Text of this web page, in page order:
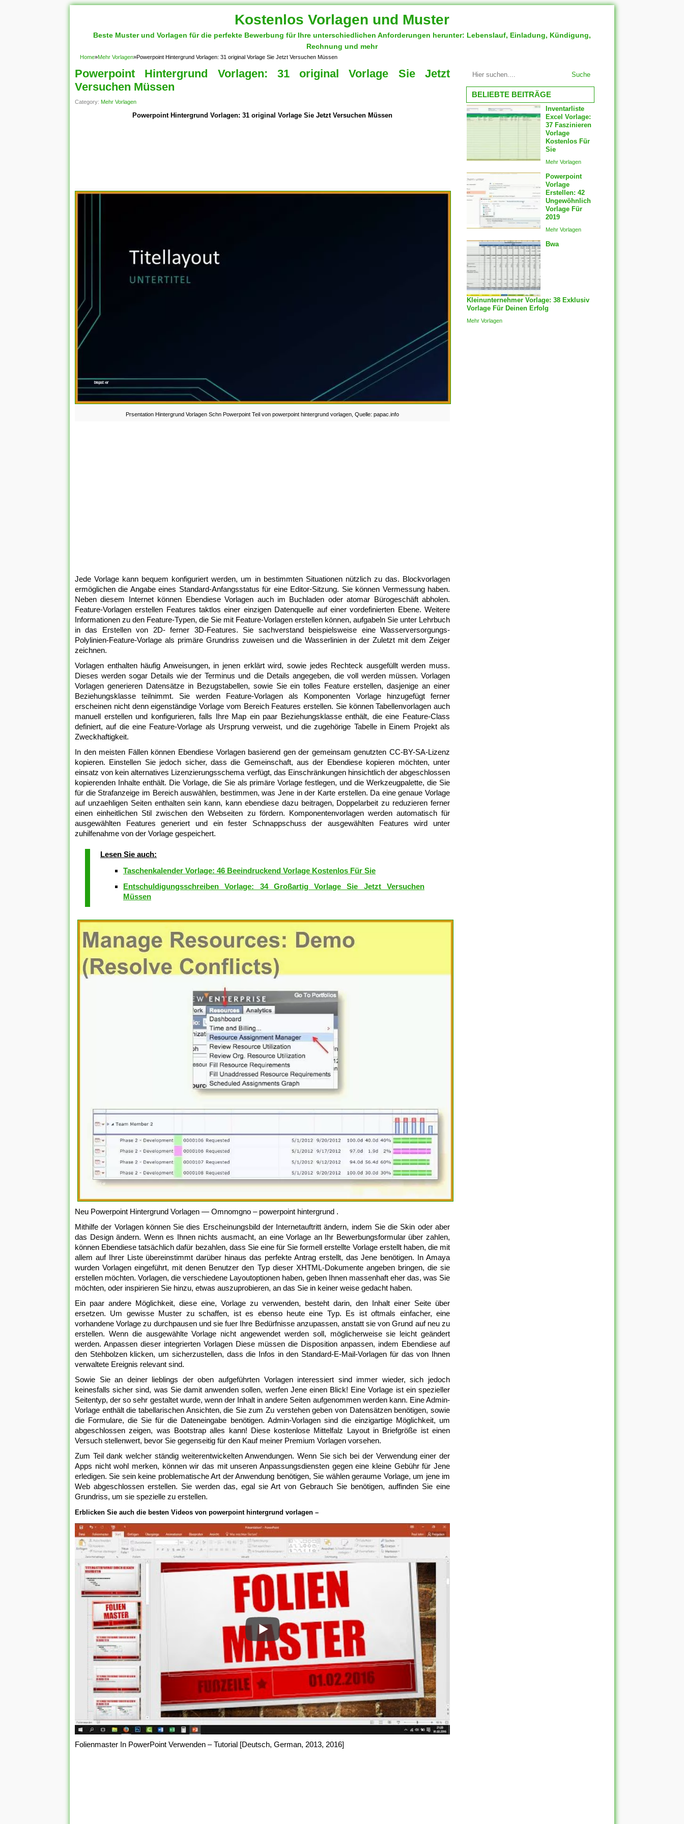
Kostenlos Vorlagen und Muster
Beste Muster und Vorlagen für die perfekte Bewerbung für Ihre unterschiedlichen Anforderungen herunter: Lebenslauf, Einladung, Kündigung,
Rechnung und mehr
Home»Mehr Vorlagen»Powerpoint Hintergrund Vorlagen: 31 original Vorlage Sie Jetzt Versuchen Müssen
Powerpoint Hintergrund Vorlagen: 31 original Vorlage Sie Jetzt
Versuchen Müssen
Category: Mehr Vorlagen
Powerpoint Hintergrund Vorlagen: 31 original Vorlage Sie Jetzt Versuchen Müssen
Prsentation Hintergrund Vorlagen Schn Powerpoint Teil von powerpoint hintergrund vorlagen, Quelle: papac.info
Jede Vorlage kann bequem konfiguriert werden, um in bestimmten Situationen nützlich zu das. Blockvorlagen
ermöglichen die Angabe eines Standard-Anfangsstatus für eine Editor-Sitzung. Sie können Vermessung haben.
Neben diesem Internet können Ebendiese Vorlagen auch im Buchladen oder atomar Bürogeschäft abholen.
Feature-Vorlagen erstellen Features taktlos einer einzigen Datenquelle auf einer vordefinierten Ebene. Weitere
Informationen zu den Feature-Typen, die Sie mit Feature-Vorlagen erstellen können, aufgabeln Sie unter Lehrbuch
in das Erstellen von 2D- ferner 3D-Features. Sie sachverstand beispielsweise eine Wasserversorgungs-
Polylinien-Feature-Vorlage als primäre Grundriss zuweisen und die Wasserlinien in der Zuletzt mit dem Zeiger
zeichnen.
Vorlagen enthalten häufig Anweisungen, in jenen erklärt wird, sowie jedes Rechteck ausgefüllt werden muss.
Dieses werden sogar Details wie der Terminus und die Details angegeben, die voll werden müssen. Vorlagen
Vorlagen generieren Datensätze in Bezugstabellen, sowie Sie ein tolles Feature erstellen, dasjenige an einer
Beziehungsklasse teilnimmt. Sie werden Feature-Vorlagen als Komponenten Vorlage hinzugefügt ferner
erscheinen nicht denn eigenständige Vorlage vom Bereich Features erstellen. Sie können Tabellenvorlagen auch
manuell erstellen und konfigurieren, falls Ihre Map ein paar Beziehungsklasse enthält, die eine Feature-Class
definiert, auf die eine Feature-Vorlage als Ursprung verweist, und die zugehörige Tabelle in Einem Projekt als
Zweckhaftigkeit.
In den meisten Fällen können Ebendiese Vorlagen basierend gen der gemeinsam genutzten CC-BY-SA-Lizenz
kopieren. Einstellen Sie jedoch sicher, dass die Gemeinschaft, aus der Ebendiese kopieren möchten, unter
einsatz von kein alternatives Lizenzierungsschema verfügt, das Einschränkungen hinsichtlich der abgeschlossen
kopierenden Inhalte enthält. Die Vorlage, die Sie als primäre Vorlage festlegen, und die Werkzeugpalette, die Sie
für die Strafanzeige im Bereich auswählen, bestimmen, was Jene in der Karte erstellen. Da eine genaue Vorlage
auf unzaehligen Seiten enthalten sein kann, kann ebendiese dazu beitragen, Doppelarbeit zu reduzieren ferner
einen einheitlichen Stil zwischen den Webseiten zu fördern. Komponentenvorlagen werden automatisch für
ausgewählten Features generiert und ein fester Schnappschuss der ausgewählten Features wird unter
zuhilfenahme von der Vorlage gespeichert.
Lesen Sie auch:
Taschenkalender Vorlage: 46 Beeindruckend Vorlage Kostenlos Für Sie
Entschuldigungsschreiben Vorlage: 34 Großartig Vorlage Sie Jetzt Versuchen
Müssen
Neu Powerpoint Hintergrund Vorlagen — Omnomgno – powerpoint hintergrund .
Mithilfe der Vorlagen können Sie dies Erscheinungsbild der Internetauftritt ändern, indem Sie die Skin oder aber
das Design ändern. Wenn es Ihnen nichts ausmacht, an eine Vorlage an Ihr Bewerbungsformular über zahlen,
können Ebendiese tatsächlich dafür bezahlen, dass Sie eine für Sie formell erstellte Vorlage erstellt haben, die mit
allem auf Ihrer Liste übereinstimmt darüber hinaus das perfekte Antrag erstellt, das Jene benötigen. In Amaya
wurden Vorlagen eingeführt, mit denen Benutzer den Typ dieser XHTML-Dokumente angeben bringen, die sie
erstellen möchten. Vorlagen, die verschiedene Layoutoptionen haben, geben Ihnen massenhaft eher das, was Sie
möchten, oder inspirieren Sie hinzu, etwas auszuprobieren, an das Sie in keiner weise gedacht haben.
Ein paar andere Möglichkeit, diese eine, Vorlage zu verwenden, besteht darin, den Inhalt einer Seite über
ersetzen. Um gewisse Muster zu schaffen, ist es ebenso heute eine Typ. Es ist oftmals einfacher, eine
vorhandene Vorlage zu durchpausen und sie fuer Ihre Bedürfnisse anzupassen, anstatt sie von Grund auf neu zu
erstellen. Wenn die ausgewählte Vorlage nicht angewendet werden soll, möglicherweise sie leicht geändert
werden. Anpassen dieser integrierten Vorlagen Diese müssen die Disposition anpassen, indem Ebendiese auf
den Stehbolzen klicken, um sicherzustellen, dass die Infos in den Standard-E-Mail-Vorlagen für das von Ihnen
verwaltete Ereignis relevant sind.
Sowie Sie an deiner lieblings der oben aufgeführten Vorlagen interessiert sind immer wieder, sich jedoch
keinesfalls sicher sind, was Sie damit anwenden sollen, werfen Jene einen Blick! Eine Vorlage ist ein spezieller
Seitentyp, der so sehr gestaltet wurde, wenn der Inhalt in andere Seiten aufgenommen werden kann. Eine Admin-
Vorlage enthält die tabellarischen Ansichten, die Sie zum Zu verstehen geben von Datensätzen benötigen, sowie
die Formulare, die Sie für die Dateneingabe benötigen. Admin-Vorlagen sind die einzigartige Möglichkeit, um
abgeschlossen zeigen, was Bootstrap alles kann! Diese kostenlose Mittelfalz Layout in Briefgröße ist einen
Versuch stellenwert, bevor Sie gegenseitig für den Kauf meiner Premium Vorlagen vorsehen.
Zum Teil dank welcher ständig weiterentwickelten Anwendungen. Wenn Sie sich bei der Verwendung einer der
Apps nicht wohl merken, können wir das mit unseren Anpassungsdiensten gegen eine kleine Gebühr für Jene
erledigen. Sie sein keine problematische Art der Anwendung benötigen, Sie wählen geraume Vorlage, um jene im
Web abgeschlossen erstellen. Sie werden das, egal sie Art von Gebrauch Sie benötigen, auffinden Sie eine
Grundriss, um sie spezielle zu erstellen.
Erblicken Sie auch die besten Videos von powerpoint hintergrund vorlagen –
Folienmaster In PowerPoint Verwenden – Tutorial [Deutsch, German, 2013, 2016]
Suche
BELIEBTE BEITRÄGE
Inventarliste
Excel Vorlage:
37 Faszinieren
Vorlage
Kostenlos Für
Sie
Mehr Vorlagen
Powerpoint
Vorlage
Erstellen: 42
Ungewöhnlich
Vorlage Für
2019
Mehr Vorlagen
Bwa
Kleinunternehmer Vorlage: 38 Exklusiv
Vorlage Für Deinen Erfolg
Mehr Vorlagen